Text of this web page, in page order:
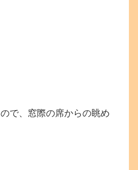
で、窓際の席からの眺め